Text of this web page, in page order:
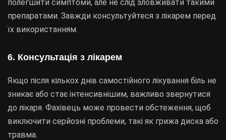
полегшити симптоми, але не слід зловживати такими
препаратами. Завжди консультуйтеся з лікарем перед
їх використанням.
6. Консультація з лікарем
Якщо після кількох днів самостійного лікування біль не
зникає або стає інтенсивнішим, важливо звернутися
до лікаря. Фахівець може провести обстеження, щоб
виключити серйозні проблеми, такі як грижа диска або
травма.